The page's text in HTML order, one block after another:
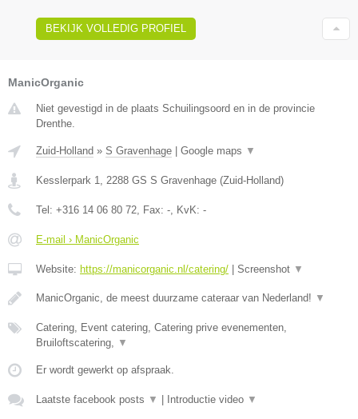
BEKIJK VOLLEDIG PROFIEL
ManicOrganic
Niet gevestigd in de plaats Schuilingsoord en in de provincie
Drenthe.
Zuid-Holland » S Gravenhage Google maps ▼
Kesslerpark 1, 2288 GS S Gravenhage (Zuid-Holland)
Tel: +316 14 06 80 72, Fax: -, KvK: -
E-mail › ManicOrganic
Website: https://manicorganic.nl/catering/ Screenshot ▼
ManicOrganic, de meest duurzame cateraar van Nederland! ▼
Catering, Event catering, Catering prive evenementen,
Bruiloftscatering, ▼
Er wordt gewerkt op afspraak.
Laatste facebook posts ▼ Introductie video ▼